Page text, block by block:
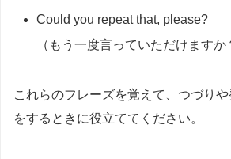
Could you repeat that, please?
（もう一度言っていただけますか
これらのフレーズを覚えて、つづり
をするときに役立ててください。